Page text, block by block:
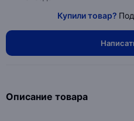
Купили товар?
Описание товара